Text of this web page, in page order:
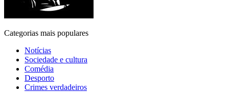
Categorias mais populares
Notícias
Sociedade e cultura
Comédia
Desporto
Crimes verdadeiros